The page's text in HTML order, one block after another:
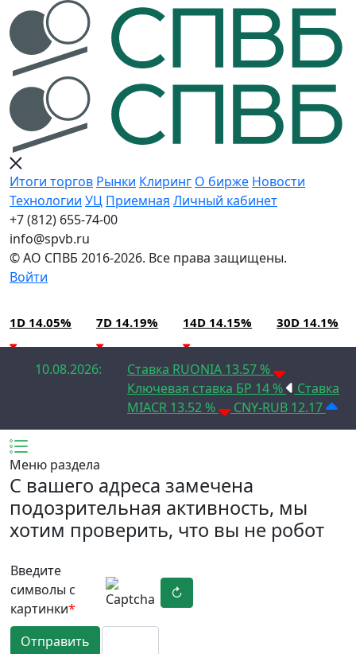
Итоги торгов Рынки Клиринг О бирже Новости
Технологии УЦ Приемная Личный кабинет
+7 (812) 655-74-00
info@spvb.ru
© АО СПВБ 2016-2026. Все права защищены.
Войти
1D 14.05%
7D 14.19% 14D 14.15% 30D 14.1%
10.08.2026:
Ставка RUONIA 13.57 %
Ключевая ставка БР 14 %
Ставка
MIACR 13.52 %
CNY-RUB 12.17
Меню раздела
C вашего адреса замечена
подозрительная активность, мы
хотим проверить, что вы не робот
Введите
символы с
картинки*
↻
Отправить